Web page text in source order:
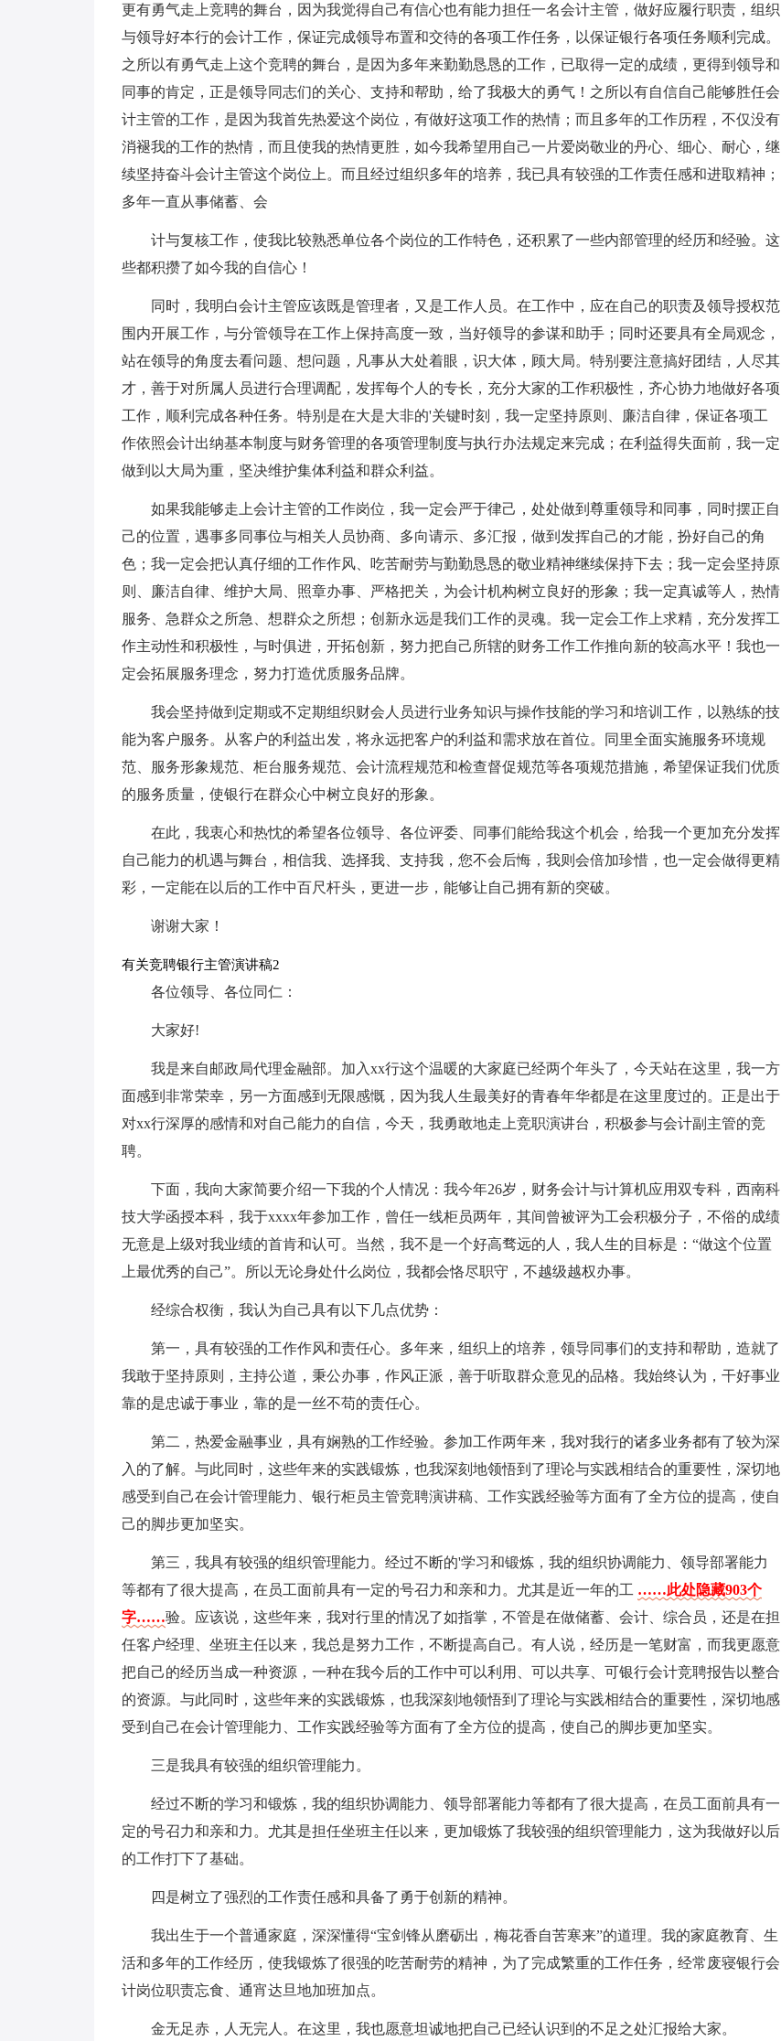
更有勇气走上竞聘的舞台，因为我觉得自己有信心也有能力担任一名会计主管，做好应履行职责，组织
与领导好本行的会计工作，保证完成领导布置和交待的各项工作任务，以保证银行各项任务顺利完成。
之所以有勇气走上这个竞聘的舞台，是因为多年来勤勤恳恳的工作，已取得一定的成绩，更得到领导和
同事的肯定，正是领导同志们的关心、支持和帮助，给了我极大的勇气！之所以有自信自己能够胜任会
计主管的工作，是因为我首先热爱这个岗位，有做好这项工作的热情；而且多年的工作历程，不仅没有
消褪我的工作的热情，而且使我的热情更胜，如今我希望用自己一片爱岗敬业的丹心、细心、耐心，继
续坚持奋斗会计主管这个岗位上。而且经过组织多年的培养，我已具有较强的工作责任感和进取精神；
多年一直从事储蓄、会
计与复核工作，使我比较熟悉单位各个岗位的工作特色，还积累了一些内部管理的经历和经验。这
些都积攒了如今我的自信心！
同时，我明白会计主管应该既是管理者，又是工作人员。在工作中，应在自己的职责及领导授权范
围内开展工作，与分管领导在工作上保持高度一致，当好领导的参谋和助手；同时还要具有全局观念，
站在领导的角度去看问题、想问题，凡事从大处着眼，识大体，顾大局。特别要注意搞好团结，人尽其
才，善于对所属人员进行合理调配，发挥每个人的专长，充分大家的工作积极性，齐心协力地做好各项
工作，顺利完成各种任务。特别是在大是大非的'关键时刻，我一定坚持原则、廉洁自律，保证各项工
作依照会计出纳基本制度与财务管理的各项管理制度与执行办法规定来完成；在利益得失面前，我一定
做到以大局为重，坚决维护集体利益和群众利益。
如果我能够走上会计主管的工作岗位，我一定会严于律己，处处做到尊重领导和同事，同时摆正自
己的位置，遇事多同事位与相关人员协商、多向请示、多汇报，做到发挥自己的才能，扮好自己的角
色；我一定会把认真仔细的工作作风、吃苦耐劳与勤勤恳恳的敬业精神继续保持下去；我一定会坚持原
则、廉洁自律、维护大局、照章办事、严格把关，为会计机构树立良好的形象；我一定真诚等人，热情
服务、急群众之所急、想群众之所想；创新永远是我们工作的灵魂。我一定会工作上求精，充分发挥工
作主动性和积极性，与时俱进，开拓创新，努力把自己所辖的财务工作工作推向新的较高水平！我也一
定会拓展服务理念，努力打造优质服务品牌。
我会坚持做到定期或不定期组织财会人员进行业务知识与操作技能的学习和培训工作，以熟练的技
能为客户服务。从客户的利益出发，将永远把客户的利益和需求放在首位。同里全面实施服务环境规
范、服务形象规范、柜台服务规范、会计流程规范和检查督促规范等各项规范措施，希望保证我们优质
的服务质量，使银行在群众心中树立良好的形象。
在此，我衷心和热忱的希望各位领导、各位评委、同事们能给我这个机会，给我一个更加充分发挥
自己能力的机遇与舞台，相信我、选择我、支持我，您不会后悔，我则会倍加珍惜，也一定会做得更精
彩，一定能在以后的工作中百尺杆头，更进一步，能够让自己拥有新的突破。
谢谢大家！
有关竞聘银行主管演讲稿2
各位领导、各位同仁：
大家好!
我是来自邮政局代理金融部。加入xx行这个温暖的大家庭已经两个年头了，今天站在这里，我一方
面感到非常荣幸，另一方面感到无限感慨，因为我人生最美好的青春年华都是在这里度过的。正是出于
对xx行深厚的感情和对自己能力的自信，今天，我勇敢地走上竞职演讲台，积极参与会计副主管的竞
聘。
下面，我向大家简要介绍一下我的个人情况：我今年26岁，财务会计与计算机应用双专科，西南科
技大学函授本科，我于xxxx年参加工作，曾任一线柜员两年，其间曾被评为工会积极分子，不俗的成绩
无意是上级对我业绩的首肯和认可。当然，我不是一个好高骛远的人，我人生的目标是：“做这个位置
上最优秀的自己”。所以无论身处什么岗位，我都会恪尽职守，不越级越权办事。
经综合权衡，我认为自己具有以下几点优势：
第一，具有较强的工作作风和责任心。多年来，组织上的培养，领导同事们的支持和帮助，造就了
我敢于坚持原则，主持公道，秉公办事，作风正派，善于听取群众意见的品格。我始终认为，干好事业
靠的是忠诚于事业，靠的是一丝不苟的责任心。
第二，热爱金融事业，具有娴熟的工作经验。参加工作两年来，我对我行的诸多业务都有了较为深
入的了解。与此同时，这些年来的实践锻炼，也我深刻地领悟到了理论与实践相结合的重要性，深切地
感受到自己在会计管理能力、银行柜员主管竞聘演讲稿、工作实践经验等方面有了全方位的提高，使自
己的脚步更加坚实。
第三，我具有较强的组织管理能力。经过不断的'学习和锻炼，我的组织协调能力、领导部署能力
等都有了很大提高，在员工面前具有一定的号召力和亲和力。尤其是近一年的工 ……此处隐藏903个
字……验。应该说，这些年来，我对行里的情况了如指掌，不管是在做储蓄、会计、综合员，还是在担
任客户经理、坐班主任以来，我总是努力工作，不断提高自己。有人说，经历是一笔财富，而我更愿意
把自己的经历当成一种资源，一种在我今后的工作中可以利用、可以共享、可银行会计竞聘报告以整合
的资源。与此同时，这些年来的实践锻炼，也我深刻地领悟到了理论与实践相结合的重要性，深切地感
受到自己在会计管理能力、工作实践经验等方面有了全方位的提高，使自己的脚步更加坚实。
三是我具有较强的组织管理能力。
经过不断的学习和锻炼，我的组织协调能力、领导部署能力等都有了很大提高，在员工面前具有一
定的号召力和亲和力。尤其是担任坐班主任以来，更加锻炼了我较强的组织管理能力，这为我做好以后
的工作打下了基础。
四是树立了强烈的工作责任感和具备了勇于创新的精神。
我出生于一个普通家庭，深深懂得“宝剑锋从磨砺出，梅花香自苦寒来”的道理。我的家庭教育、生
活和多年的工作经历，使我锻炼了很强的吃苦耐劳的精神，为了完成繁重的工作任务，经常废寝银行会
计岗位职责忘食、通宵达旦地加班加点。
金无足赤，人无完人。在这里，我也愿意坦诚地把自己已经认识到的不足之处汇报给大家。